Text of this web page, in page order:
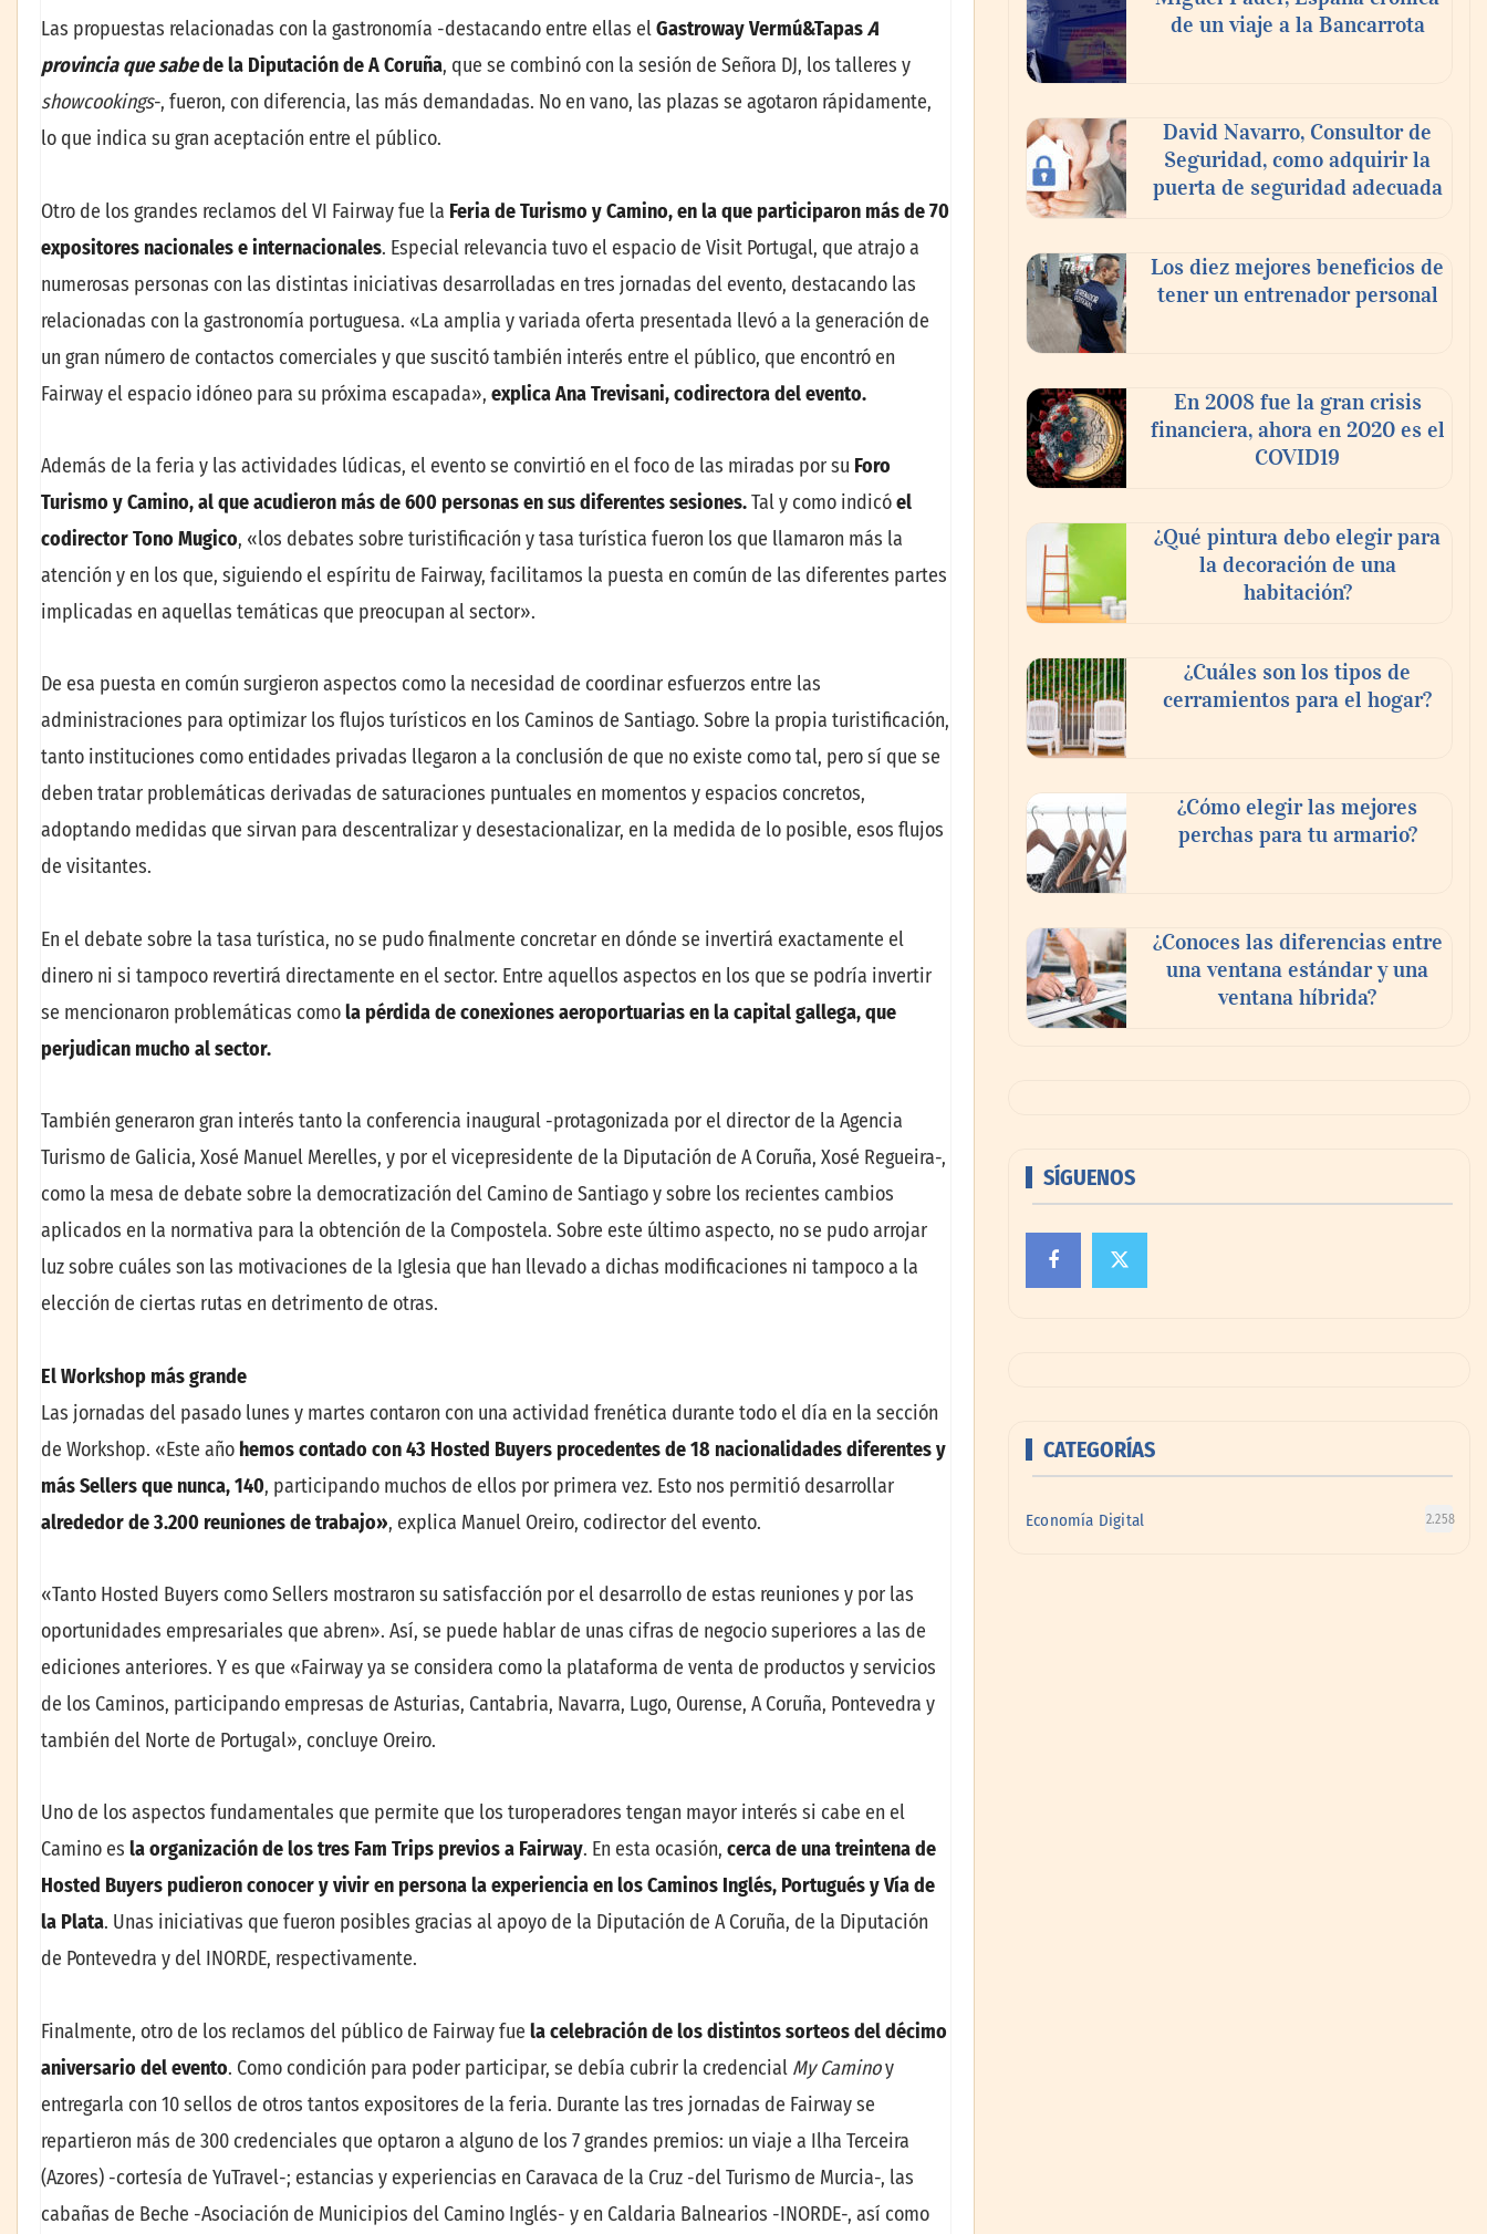
Las propuestas relacionadas con la gastronomía -destacando entre ellas elGastroway Vermú&TapasA
provincia que sabede la Diputación de A Coruña, que se combinó con la sesión de Señora DJ, los talleres y
showcookings-, fueron, con diferencia, las más demandadas. No en vano, las plazas se agotaron rápidamente,
lo que indica su gran aceptación entre el público.
Otro de los grandes reclamos del VI Fairway fue la Feria de Turismo y Camino, en la que participaron más de 70
expositores nacionales e internacionales. Especial relevancia tuvo el espacio de Visit Portugal, que atrajo a
numerosas personas con las distintas iniciativas desarrolladas en tres jornadas del evento, destacando las
relacionadas con la gastronomía portuguesa. «La amplia y variada oferta presentada llevó a la generación de
un gran número de contactos comerciales y que suscitó también interés entre el público, que encontró en
Fairway el espacio idóneo para su próxima escapada», explica Ana Trevisani, codirectora del evento.
Además de la feria y las actividades lúdicas, el evento se convirtió en el foco de las miradas por su Foro
Turismo y Camino, al que acudieron más de 600 personas en sus diferentes sesiones.Tal y como indicóel
codirector Tono Mugico, «los debates sobre turistificación y tasa turística fueron los que llamaron más la
atención y en los que, siguiendo el espíritu de Fairway, facilitamos la puesta en común de las diferentes partes
implicadas en aquellas temáticas que preocupan al sector».
De esa puesta en común surgieron aspectos como la necesidad de coordinar esfuerzos entre las
administraciones para optimizar los flujos turísticos en los Caminos de Santiago. Sobre la propia turistificación,
tanto instituciones como entidades privadas llegaron a la conclusión de que no existe como tal, pero sí que se
deben tratar problemáticas derivadas de saturaciones puntuales en momentos y espacios concretos,
adoptando medidas que sirvan para descentralizar y desestacionalizar, en la medida de lo posible, esos flujos
de visitantes.
En el debate sobre la tasa turística, no se pudo finalmente concretar en dónde se invertirá exactamente el
dinero ni si tampoco revertirá directamente en el sector. Entre aquellos aspectos en los que se podría invertir
se mencionaron problemáticas comola pérdida de conexiones aeroportuarias en la capital gallega, que
perjudican mucho al sector.
También generaron gran interés tanto la conferencia inaugural -protagonizada por el director de la Agencia
Turismo de Galicia, Xosé Manuel Merelles, y por el vicepresidente de la Diputación de A Coruña, Xosé Regueira-,
como la mesa de debate sobre la democratización del Camino de Santiago y sobre los recientes cambios
aplicados en la normativa para la obtención de la Compostela. Sobre este último aspecto, no se pudo arrojar
luz sobre cuáles son las motivaciones de la Iglesia que han llevado a dichas modificaciones ni tampoco a la
elección de ciertas rutas en detrimento de otras.
El Workshop más grande
Las jornadas del pasado lunes y martes contaron con una actividad frenética durante todo el día en la sección
de Workshop. «Este año hemos contado con 43 Hosted Buyers procedentes de 18 nacionalidades diferentes y
más Sellers que nunca, 140, participando muchos de ellos por primera vez. Esto nos permitió desarrollar
alrededor de 3.200 reuniones de trabajo», explica Manuel Oreiro, codirector del evento.
«Tanto Hosted Buyers como Sellers mostraron su satisfacción por el desarrollo de estas reuniones y por las
oportunidades empresariales que abren». Así, se puede hablar de unas cifras de negocio superiores a las de
ediciones anteriores. Y es que «Fairway ya se considera como la plataforma de venta de productos y servicios
de los Caminos, participando empresas de Asturias, Cantabria, Navarra, Lugo, Ourense, A Coruña, Pontevedra y
también del Norte de Portugal», concluye Oreiro.
Uno de los aspectos fundamentales que permite que los turoperadores tengan mayor interés si cabe en el
Camino es la organización de los tres Fam Trips previos a Fairway. En esta ocasión, cerca de una treintena de
Hosted Buyers pudieron conocer y vivir en persona la experiencia en los Caminos Inglés, Portugués y Vía de
la Plata. Unas iniciativas que fueron posibles gracias al apoyo de la Diputación de A Coruña, de la Diputación
de Pontevedra y del INORDE, respectivamente.
Finalmente, otro de los reclamos del público de Fairway fue la celebración de los distintos sorteos del décimo
aniversario del evento. Como condición para poder participar, se debía cubrir la credencial My Caminoy
entregarla con 10 sellos de otros tantos expositores de la feria. Durante las tres jornadas de Fairway se
repartieron más de 300 credenciales que optaron a alguno de los 7 grandes premios: un viaje a Ilha Terceira
(Azores) -cortesía de YuTravel-; estancias y experiencias en Caravaca de la Cruz -del Turismo de Murcia-, las
cabañas de Beche -Asociación de Municipios del Camino Inglés- y en Caldaria Balnearios -INORDE-, así como
de un viaje a la Bancarrota
David Navarro, Consultor de
Seguridad, como adquirir la
puerta de seguridad adecuada
Los diez mejores beneficios de
tener un entrenador personal
En 2008 fue la gran crisis
financiera, ahora en 2020 es el
COVID19
¿Qué pintura debo elegir para
la decoración de una
habitación?
¿Cuáles son los tipos de
cerramientos para el hogar?
¿Cómo elegir las mejores
perchas para tu armario?
¿Conoces las diferencias entre
una ventana estándar y una
ventana híbrida?
SÍGUENOS
CATEGORÍAS
Economía Digital 2.258